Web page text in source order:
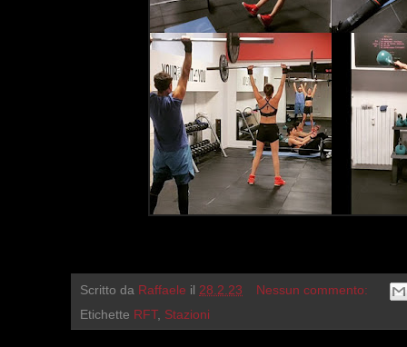
Scritto da Raffaele il 28.2.23
Nessun commento:
Etichette RFT, Stazioni